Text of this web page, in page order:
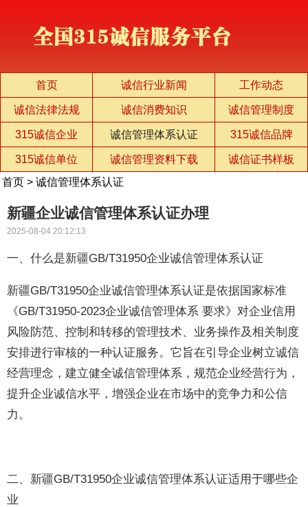
首页 诚信行业新闻 工作动态
诚信法律法规 诚信消费知识 诚信管理制度
315诚信企业 诚信管理体系认证 315诚信品牌
315诚信单位 诚信管理资料下载
诚信证书样板
首页 > 诚信管理体系认证
新疆企业诚信管理体系认证办理
2025-08-04 20:12:13
一、什么是新疆GB/T31950企业诚信管理体系认证
新疆GB/T31950企业诚信管理体系认证是依据国家标准
《GB/T31950-2023企业诚信管理体系 要求》对企业信用
风险防范、控制和转移的管理技术、业务操作及相关制度
安排进行审核的一种认证服务。它旨在引导企业树立诚信
经营理念，建立健全诚信管理体系，规范企业经营行为，
提升企业诚信水平，增强企业在市场中的竞争力和公信
力。
二、新疆GB/T31950企业诚信管理体系认证适用于哪些企
业